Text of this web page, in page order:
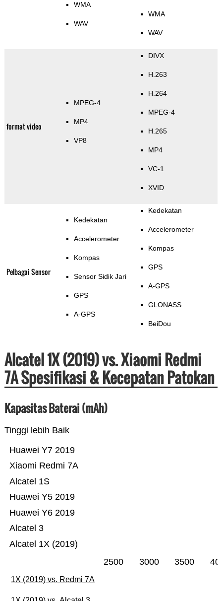
WMA
WAV
WMA
WAV
format video
MPEG-4
MP4
VP8
DIVX
H.263
H.264
MPEG-4
H.265
MP4
VC-1
XVID
Pelbagai Sensor
Kedekatan
Accelerometer
Kompas
Sensor Sidik Jari
GPS
A-GPS
Kedekatan
Accelerometer
Kompas
GPS
A-GPS
GLONASS
BeiDou
Alcatel 1X (2019) vs. Xiaomi Redmi
7A Spesifikasi & Kecepatan Patokan
Kapasitas Baterai (mAh)
Tinggi lebih Baik
Alcatel 1X (2019)
Alcatel 3
Huawei Y6 2019
Huawei Y5 2019
Alcatel 1S
Xiaomi Redmi 7A
Huawei Y7 2019
2500 3000 3500
1X (2019) vs. Redmi 7A